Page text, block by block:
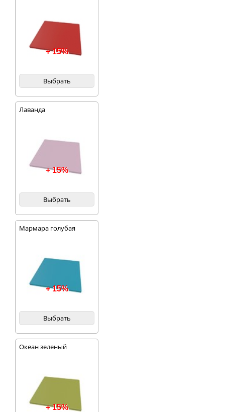
+ 15%
Выбрать
Лаванда
+ 15%
Выбрать
Мармара голубая
+ 15%
Выбрать
Океан зеленый
+ 15%